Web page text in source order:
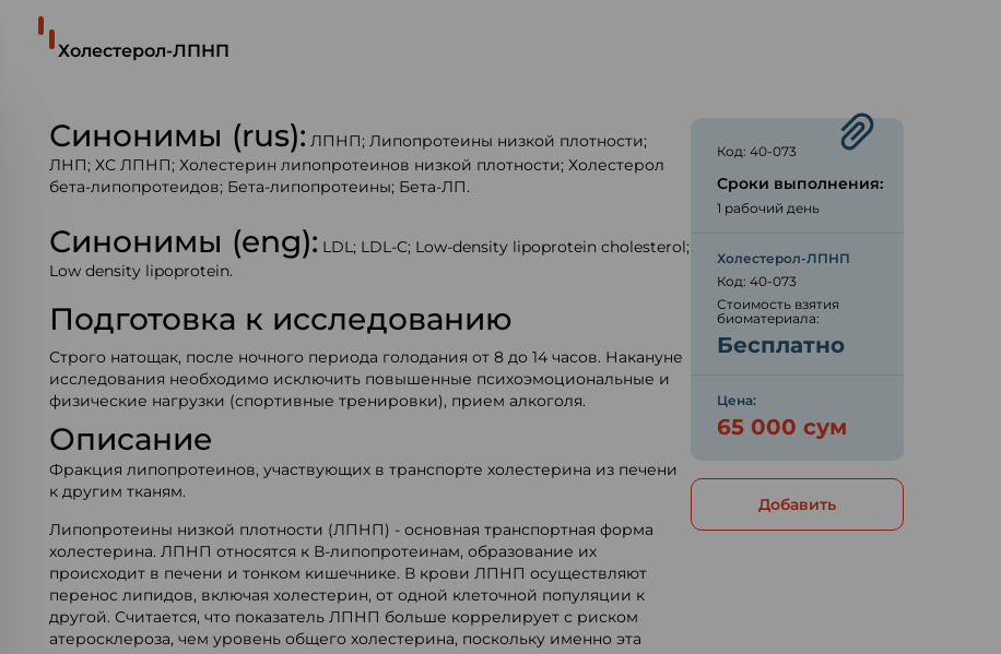
Холестерол-ЛПНП
Синонимы (rus): ЛПНП; Липопротеины низкой плотности;
ЛНП; ХС ЛПНП; Холестерин липопротеинов низкой плотности; Холестерол
бета-липопротеидов; Бета-липопротеины; Бета-ЛП.
Синонимы (eng): LDL; LDL-C; Low-density lipoprotein cholesterol;
Low density lipoprotein.
Подготовка к исследованию
Строго натощак, после ночного периода голодания от 8 до 14 часов. Накануне
исследования необходимо исключить повышенные психоэмоциональные и
физические нагрузки (спортивные тренировки), прием алкоголя.
Описание
Фракция липопротеинов, участвующих в транспорте холестерина из печени
к другим тканям.
Липопротеины низкой плотности (ЛПНП) - основная транспортная форма
холестерина. ЛПНП относятся к В-липопротеинам, образование их
происходит в печени и тонком кишечнике. В крови ЛПНП осуществляют
перенос липидов, включая холестерин, от одной клеточной популяции к
другой. Считается, что показатель ЛПНП больше коррелирует с риском
атеросклероза, чем уровень общего холестерина, поскольку именно эта
Код: 40-073
Сроки выполнения:
1 рабочий день
Холестерол-ЛПНП
Код: 40-073
Стоимость взятия
биоматериала:
Бесплатно
Цена:
65 000 сум
Добавить